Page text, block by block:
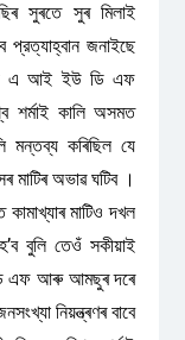
সুৰতে সুৰ মিলাই
প্রত্যাহ্বান জনাইছে
এ আই ইউ ডি এফ
শৰ্মাই কালি অসমত
মন্তব্য কৰিছিল যে
মাটিৰ অভাৱ ঘটিব ।
মাটিও দখল
বুলি তেওঁ সকীয়াই
এফ আৰু আমছুৰ দৰে
নিয়ন্ত্ৰণৰ বাবে